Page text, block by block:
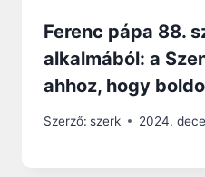
Ferenc pápa 88.
alkalmából: a
ahhoz, hogy
Szerző: szerk 2024.